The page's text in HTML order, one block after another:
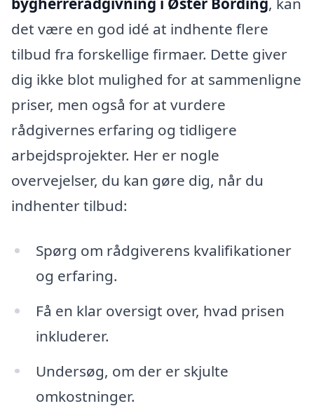
det være en god idé at indhente flere
tilbud fra forskellige firmaer. Dette giver
dig ikke blot mulighed for at sammenligne
priser, men også for at vurdere
rådgivernes erfaring og tidligere
arbejdsprojekter. Her er nogle
overvejelser, du kan gøre dig, når du
indhenter tilbud:
Spørg om rådgiverens kvalifikationer
og erfaring.
Få en klar oversigt over, hvad prisen
inkluderer.
Undersøg, om der er skjulte
omkostninger.